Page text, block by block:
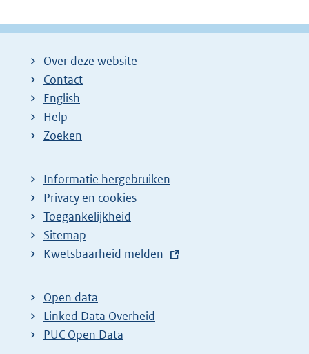
Over deze website
Contact
English
Help
Zoeken
Informatie hergebruiken
Privacy en cookies
Toegankelijkheid
Sitemap
E
t
e
r
Kwetsbaarheid melden
Open data
Linked Data Overheid
PUC Open Data